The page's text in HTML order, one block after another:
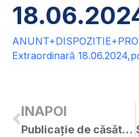
Extraordinară
INAPOI
Publicație de căsătorie – ZERNI BOGDAN-RAUL / BRAD ADELINA-FLORINA